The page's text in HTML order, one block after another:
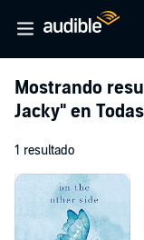
Mostrando
Jacky" en
1 resultado